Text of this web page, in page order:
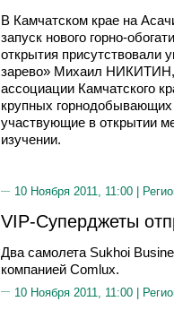
В Камчатском крае на
запуск нового горно-
открытия
зарево» Михаил НИКИТИН,
ассоциации Камчатского
крупных горнодобывающих
участвующие в открытии
изучении.
10 Ноября 2011, 11:00 |
VIP-Суперджеты
Два самолета Sukhoi
компанией Comlux.
10 Ноября 2011, 11:00 |